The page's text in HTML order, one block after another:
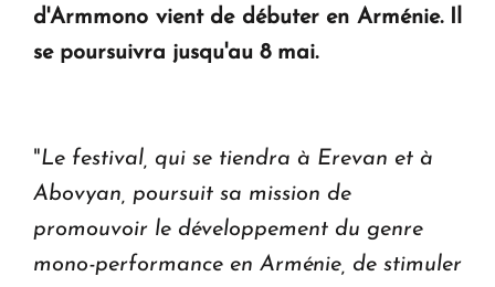
Le premier hôtel Hyatt Regency d'Arménie
ouvrira ses portes à Dilijan
d'Armmono vient de débuter en Arménie. Il
se poursuivra jusqu'au 8 mai.
"Le festival, qui se tiendra à Erevan et à
Abovyan, poursuit sa mission de
promouvoir le développement du genre
mono-performance en Arménie, de stimuler